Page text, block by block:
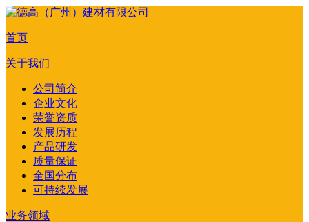
首页
关于我们
公司简介
企业文化
荣誉资质
发展历程
产品研发
质量保证
全国分布
可持续发展
业务领域